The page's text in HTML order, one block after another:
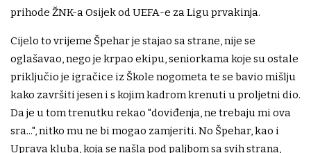
prihode ŽNK-a Osijek od UEFA-e za Ligu prvakinja.
Cijelo to vrijeme Špehar je stajao sa strane, nije se
oglašavao, nego je krpao ekipu, seniorkama koje su ostale
priključio je igračice iz Škole nogometa te se bavio mišlju
kako završiti jesen i s kojim kadrom krenuti u proljetni dio.
Da je u tom trenutku rekao "doviđenja, ne trebaju mi ova
sra...", nitko mu ne bi mogao zamjeriti. No Špehar, kao i
Uprava kluba, koja se našla pod paljbom sa svih strana,